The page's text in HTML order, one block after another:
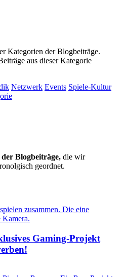
Kategorien der Blogbeiträge.
aus dieser Kategorie
Netzwerk Events Spiele-Kultur
Blogbeiträge, die wir
geordnet.
Gaming-Projekt